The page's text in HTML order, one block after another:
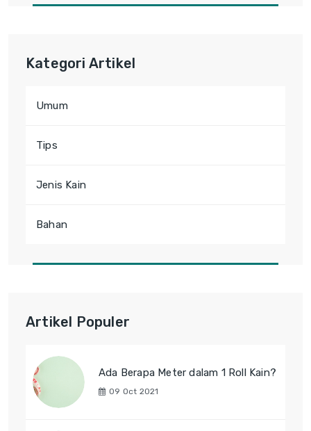
Kategori Artikel
Umum
Tips
Jenis Kain
Bahan
Artikel Populer
Ada Berapa Meter dalam 1 Roll Kain?
09 Oct 2021